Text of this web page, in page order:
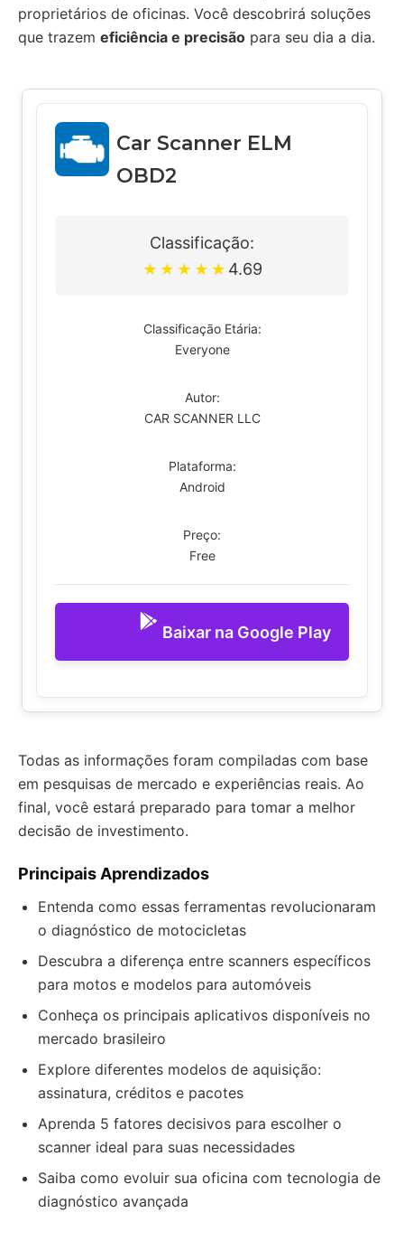
proprietários de oficinas. Você descobrirá soluções
que trazem eficiência e precisão para seu dia a dia.
Car Scanner ELM
OBD2
Classificação:
★ ★ ★ ★ ★ 4.69
Classificação Etária:
Everyone
Autor:
CAR SCANNER LLC
Plataforma:
Android
Preço:
Free
Baixar na Google Play
Todas as informações foram compiladas com base
em pesquisas de mercado e experiências reais. Ao
final, você estará preparado para tomar a melhor
decisão de investimento.
Principais Aprendizados
Entenda como essas ferramentas revolucionaram
o diagnóstico de motocicletas
Descubra a diferença entre scanners específicos
para motos e modelos para automóveis
Conheça os principais aplicativos disponíveis no
mercado brasileiro
Explore diferentes modelos de aquisição:
assinatura, créditos e pacotes
Aprenda 5 fatores decisivos para escolher o
scanner ideal para suas necessidades
Saiba como evoluir sua oficina com tecnologia de
diagnóstico avançada